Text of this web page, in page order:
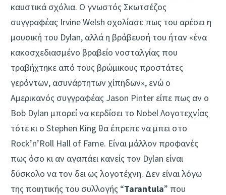
καυστικά σχόλια. Ο γνωστός Σκωτσέζος
συγγραφέας Irvine Welsh σχολίασε πως του αρέσει η
μουσική του Dylan, αλλά η βράβευσή του ήταν «ένα
κακοσχεδιασμένο βραβείο νοσταλγίας που
τραβήχτηκε από τους βρώμικους προστάτες
γερόντων, ασυνάρτητων χίπηδων», ενώ ο
Αμερικανός συγγραφέας Jason Pinter είπε πως αν ο
Bob Dylan μπορεί να κερδίσει το Nobel Λογοτεχνίας
τότε κι ο Stephen King θα έπρεπε να μπει στο
Rock’n’Roll Hall of Fame. Είναι μάλλον προφανές
πως όσο κι αν αγαπάει κανείς τον Dylan είναι
δύσκολο να τον δει ως λογοτέχνη. Δεν είναι λόγω
της ποιητικής του συλλογής “Tarantula” που